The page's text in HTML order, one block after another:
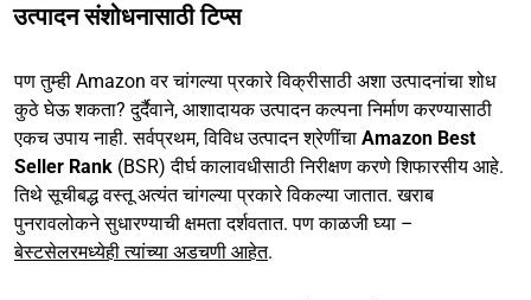
उत्पादन संशोधनासाठी टिप्स
पण तुम्ही Amazon वर चांगल्या प्रकारे विक्रीसाठी अशा उत्पादनांचा शोध
कुठे घेऊ शकता? दुर्दैवाने, आशादायक उत्पादन कल्पना निर्माण करण्यासाठी
एकच उपाय नाही. सर्वप्रथम, विविध उत्पादन श्रेणींचा Amazon Best
Seller Rank (BSR) दीर्घ कालावधीसाठी निरीक्षण करणे शिफारसीय आहे.
तिथे सूचीबद्ध वस्तू अत्यंत चांगल्या प्रकारे विकल्या जातात. खराब
पुनरावलोकने सुधारण्याची क्षमता दर्शवतात. पण काळजी घ्या –
बेस्टसेलरमध्येही त्यांच्या अडचणी आहेत.